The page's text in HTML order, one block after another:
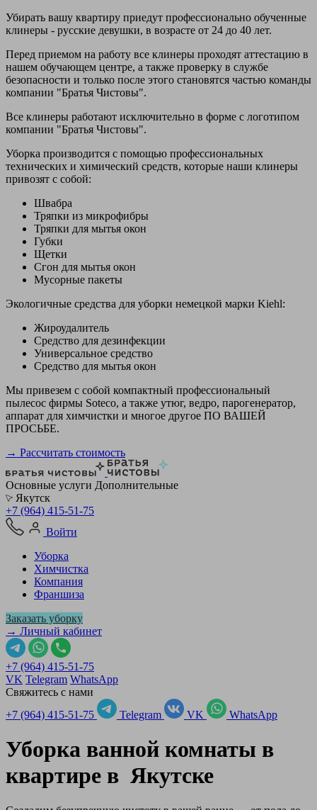
Убирать вашу квартиру приедут профессионально обученные
клинеры - русские девушки, в возрасте от 24 до 40 лет.
Перед приемом на работу все клинеры проходят аттестацию в
нашем обучающем центре, а также проверку в службе
безопасности и только после этого становятся частью команды
компании "Братья Чистовы".
Все клинеры работают исключительно в форме с логотипом
компании "Братья Чистовы".
Уборка производится с помощью профессиональных
технических и химический средств, которые наши клинеры
привозят с собой:
Швабра
Тряпки из микрофибры
Тряпки для мытья окон
Губки
Щетки
Сгон для мытья окон
Мусорные пакеты
Экологичные средства для уборки немецкой марки Kiehl:
Жироудалитель
Средство для дезинфекции
Универсальное средство
Средство для мытья окон
Мы привезем с собой компактный профессиональный
пылесос фирмы Soteco, а также утюг, ведро, парогенератор,
аппарат для химчистки и многое другое ПО ВАШЕЙ
ПРОСЬБЕ.
→ Рассчитать стоимость
Основные услуги Дополнительные
Якутск
+7 (964) 415-51-75
Войти
Уборка
Химчистка
Компания
Франшиза
Заказать уборку
→ Личный кабинет
+7 (964) 415-51-75
VK Telegram WhatsApp
Свяжитесь с нами
+7 (964) 415-51-75
Telegram VK WhatsApp
Уборка ванной комнаты в
квартире в Якутске